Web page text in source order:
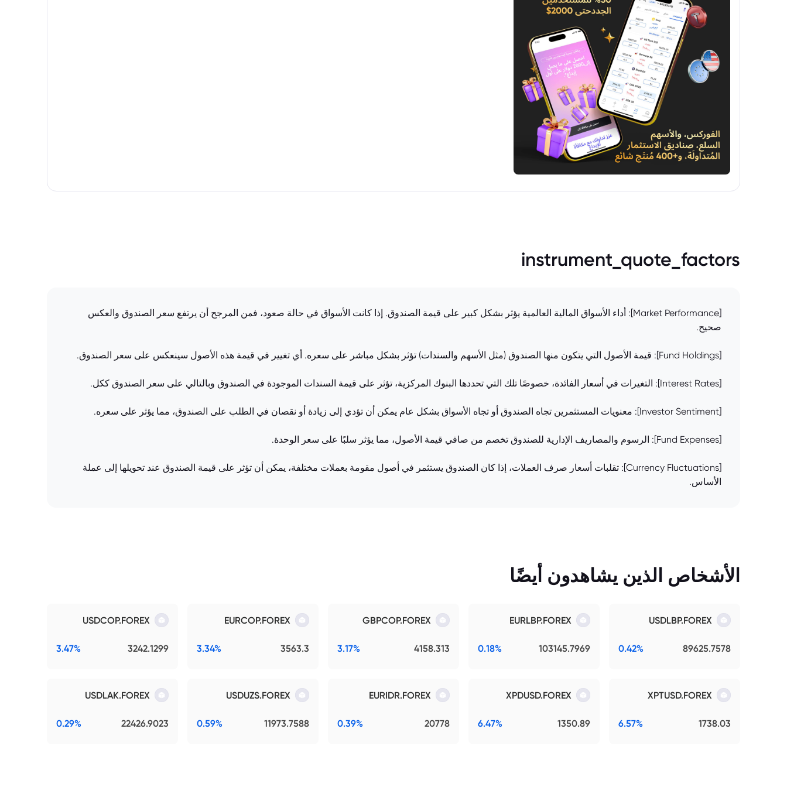
instrument_quote_factors
[Market Performance]: أداء الأسواق المالية العالمية يؤثر بشكل كبير على قيمة الصندوق. إذا كانت الأسواق في حالة صعود، فمن المرجح أن يرتفع سعر الصندوق والعكس
صحيح.
[Fund Holdings]: قيمة الأصول التي يتكون منها الصندوق (مثل الأسهم والسندات) تؤثر بشكل مباشر على سعره. أي تغيير في قيمة هذه الأصول سينعكس على سعر الصندوق.
[Interest Rates]: التغيرات في أسعار الفائدة، خصوصًا تلك التي تحددها البنوك المركزية، تؤثر على قيمة السندات الموجودة في الصندوق وبالتالي على سعر الصندوق ككل.
[Investor Sentiment]: معنويات المستثمرين تجاه الصندوق أو تجاه الأسواق بشكل عام يمكن أن تؤدي إلى زيادة أو نقصان في الطلب على الصندوق، مما يؤثر على سعره.
[Fund Expenses]: الرسوم والمصاريف الإدارية للصندوق تخصم من صافي قيمة الأصول، مما يؤثر سلبًا على سعر الوحدة.
[Currency Fluctuations]: تقلبات أسعار صرف العملات، إذا كان الصندوق يستثمر في أصول مقومة بعملات مختلفة، يمكن أن تؤثر على قيمة الصندوق عند تحويلها إلى عملة
الأساس.
الأشخاص الذين يشاهدون أيضًا
USDLBP.FOREX
89625.7578
0.42%
EURLBP.FOREX
103145.7969
0.18%
GBPCOP.FOREX
4158.313
3.17%
EURCOP.FOREX
3563.3
3.34%
USDCOP.FOREX
3242.1299
3.47%
XPTUSD.FOREX
1738.03
6.57%
XPDUSD.FOREX
1350.89
6.47%
EURIDR.FOREX
20778
0.39%
USDUZS.FOREX
11973.7588
0.59%
USDLAK.FOREX
22426.9023
0.29%